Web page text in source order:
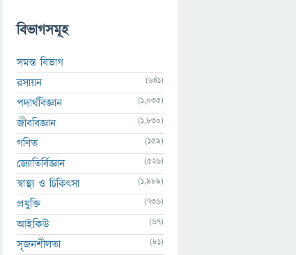
বিভাগসমূহ
সমস্ত বিভাগ
রসায়ন
(641)
পদার্থবিজ্ঞান (1,035)
জীববিজ্ঞান (1,830)
গণিত (159)
জ্যোতির্বিজ্ঞান (526)
স্বাস্থ্য ও চিকিৎসা (1,989)
প্রযুক্তি (736)
আইকিউ (67)
সৃজনশীলতা (81)